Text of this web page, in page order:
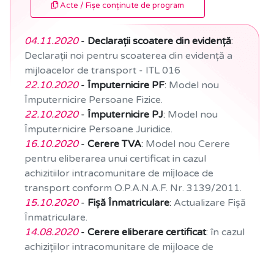
Acte / Fișe conținute de program
04.11.2020- Declarații scoatere din evidență:
Declarații noi pentru scoaterea din evidență a
mijloacelor de transport - ITL 016
22.10.2020- Împuternicire PF: Model nou
Împuternicire Persoane Fizice.
22.10.2020- Împuternicire PJ: Model nou
Împuternicire Persoane Juridice.
16.10.2020- Cerere TVA: Model nou Cerere
pentru eliberarea unui certificat in cazul
achizitiilor intracomunitare de mĳloace de
transport conform O.P.A.N.A.F. Nr. 3139/2011.
15.10.2020- Fișă Înmatriculare: Actualizare Fișă
Înmatriculare.
14.08.2020- Cerere eliberare certificat: în cazul
achizițiilor intracomunitare de mijloace de